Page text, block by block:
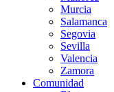
Murcia
Salamanca
Segovia
Sevilla
Valencia
Zamora
Comunidad